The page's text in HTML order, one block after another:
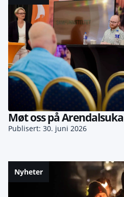
Møt oss på Arendalsuka
Publisert: 30. juni 2026
Nyheter